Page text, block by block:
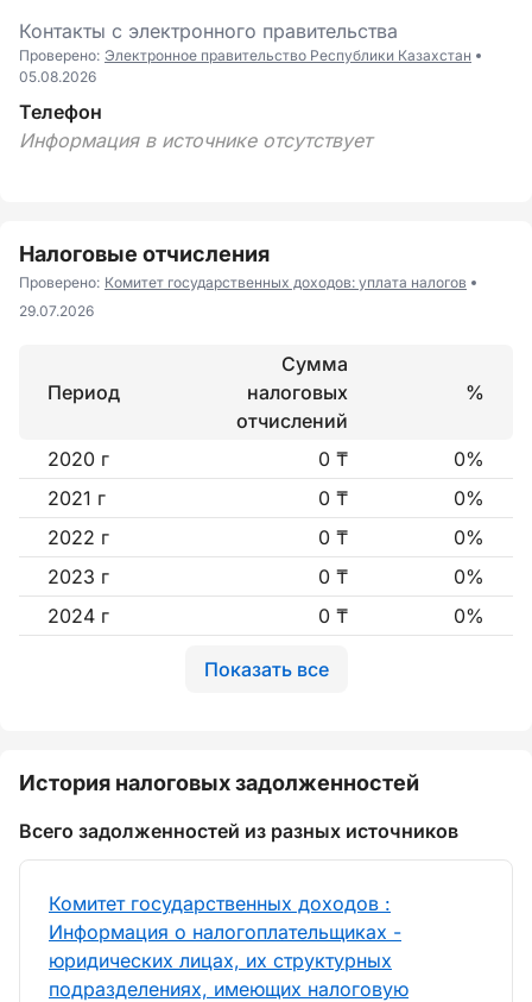
Контакты с электронного правительства
Проверено: Электронное правительство Республики Казахстан
05.08.2026
Телефон
Информация в источнике отсутствует
Налоговые отчисления
Проверено: Комитет государственных доходов: уплата налогов
29.07.2026
Период
Сумма
налоговых
отчислений
%
2020 г 0 ₸
0%
2021 г
0 ₸
0%
2022 г
0 ₸
0%
2023 г
0 ₸
0%
2024 г
0 ₸ 0%
Показать все
История налоговых задолженностей
Всего задолженностей из разных источников
Комитет государственных доходов :
Информация о налогоплательщиках -
юридических лицах, их структурных
подразделениях, имеющих налоговую